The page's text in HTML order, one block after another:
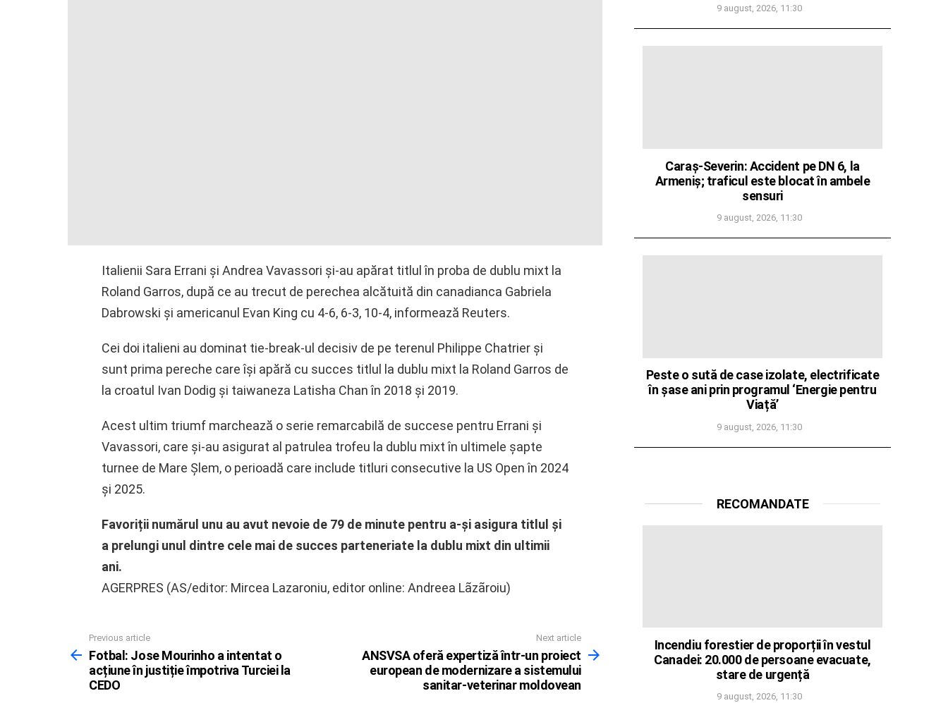
Italienii Sara Errani și Andrea Vavassori și-au apărat titlul în proba de dublu mixt la
Roland Garros, după ce au trecut de perechea alcătuită din canadianca Gabriela
Dabrowski și americanul Evan King cu 4-6, 6-3, 10-4, informează Reuters.
Cei doi italieni au dominat tie-break-ul decisiv de pe terenul Philippe Chatrier și
sunt prima pereche care își apără cu succes titlul la dublu mixt la Roland Garros de
la croatul Ivan Dodig și taiwaneza Latisha Chan în 2018 și 2019.
Acest ultim triumf marchează o serie remarcabilă de succese pentru Errani și
Vavassori, care și-au asigurat al patrulea trofeu la dublu mixt în ultimele șapte
turnee de Mare Șlem, o perioadă care include titluri consecutive la US Open în 2024
și 2025.
Favoriții numărul unu au avut nevoie de 79 de minute pentru a-și asigura titlul și
a prelungi unul dintre cele mai de succes parteneriate la dublu mixt din ultimii
ani.
AGERPRES (AS/editor: Mircea Lazaroniu, editor online: Andreea Lãzãroiu)
more
Previous article
Fotbal: Jose Mourinho a intentat o
acțiune în justiție împotriva Turciei la
CEDO
Next article
ANSVSA oferă expertiză într-un proiect
european de modernizare a sistemului
sanitar-veterinar moldovean
9 august, 2026, 11:30
Caraș-Severin: Accident pe DN 6, la
Armeniș; traficul este blocat în ambele
sensuri
9 august, 2026, 11:30
Peste o sută de case izolate, electrificate
în șase ani prin programul ‘Energie pentru
Viață’
9 august, 2026, 11:30
RECOMANDATE
Incendiu forestier de proporții în vestul
Canadei: 20.000 de persoane evacuate,
stare de urgență
9 august, 2026, 11:30